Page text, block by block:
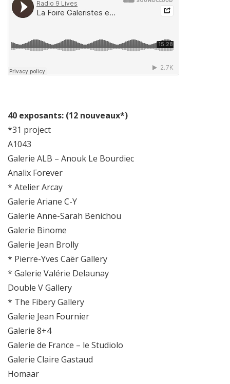
40 exposants: (12 nouveaux*)
*31 project
A1043
Galerie ALB – Anouk Le Bourdiec
Analix Forever
* Atelier Arcay
Galerie Ariane C-Y
Galerie Anne-Sarah Benichou
Galerie Binome
Galerie Jean Brolly
* Pierre-Yves Caër Gallery
* Galerie Valérie Delaunay
Double V Gallery
* The Fibery Gallery
Galerie Jean Fournier
Galerie 8+4
Galerie de France – le Studiolo
Galerie Claire Gastaud
Homaar